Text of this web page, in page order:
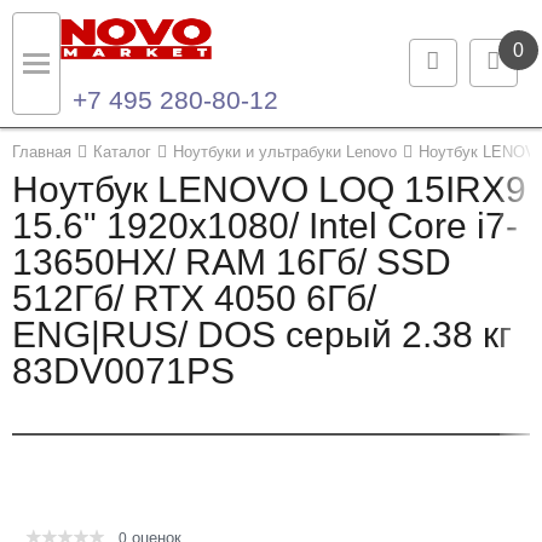
0
+7 495 280-80-12
Главная Каталог Ноутбуки и ультрабуки Lenovo Ноутбук
Ноутбук LENOVO LOQ 15IRX9
15.6" 1920x1080/ Intel Core i7-
13650HX/ RAM 16Гб/ SSD
512Гб/ RTX 4050 6Гб/
ENG|RUS/ DOS серый 2.38 кг
83DV0071PS
0 оценок
Назад
Каталог продукции
Ноутбуки и ультрабуки
Компьютеры
Моноблоки
Назад
Контакты
Контактная информация